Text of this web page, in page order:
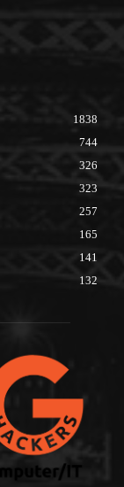
1838
744
326
323
257
165
141
132